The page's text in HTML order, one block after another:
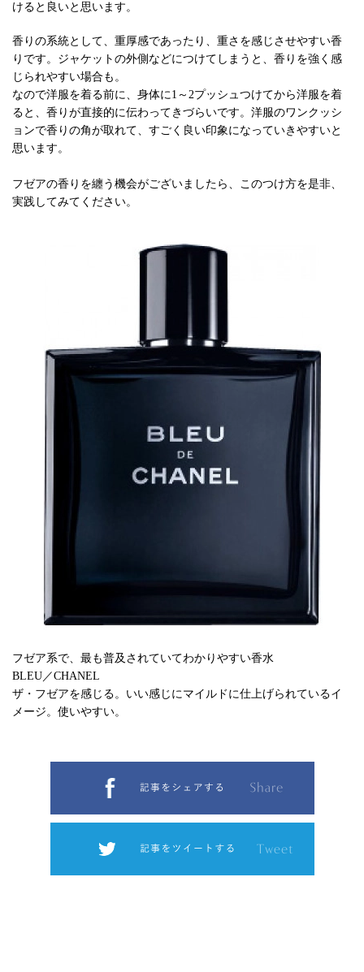
けると良いと思います。
香りの系統として、重厚感であったり、重さを感じさせやすい香
りです。ジャケットの外側などにつけてしまうと、香りを強く感
じられやすい場合も。
なので洋服を着る前に、身体に1～2プッシュつけてから洋服を着
ると、香りが直接的に伝わってきづらいです。洋服のワンクッシ
ョンで香りの角が取れて、すごく良い印象になっていきやすいと
思います。
フゼアの香りを纏う機会がございましたら、このつけ方を是非、
実践してみてください。
フゼア系で、最も普及されていてわかりやすい香水
BLEU／CHANEL
ザ・フゼアを感じる。いい感じにマイルドに仕上げられているイ
メージ。使いやすい。